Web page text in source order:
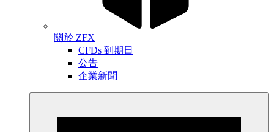
關於 ZFX
CFDs 到期日
公告
企業新聞